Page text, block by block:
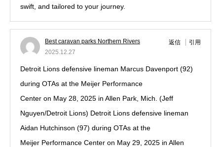
swift, and tailored to your journey.
Best caravan parks Northern Rivers
2025.12.27
返信 引用
Detroit Lions defensive lineman Marcus Davenport (92)
during OTAs at the Meijer Performance
Center on May 28, 2025 in Allen Park, Mich. (Jeff
Nguyen/Detroit Lions) Detroit Lions defensive lineman
Aidan Hutchinson (97) during OTAs at the
Meijer Performance Center on May 29, 2025 in Allen